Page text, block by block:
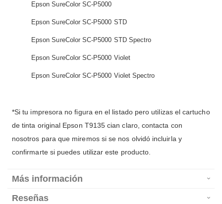
Epson SureColor SC-P5000
Epson SureColor SC-P5000 STD
Epson SureColor SC-P5000 STD Spectro
Epson SureColor SC-P5000 Violet
Epson SureColor SC-P5000 Violet Spectro
*Si tu impresora no figura en el listado pero utilizas el cartucho
de tinta original Epson T9135 cian claro, contacta con
nosotros para que miremos si se nos olvidó incluirla y
confirmarte si puedes utilizar este producto.
Más información
Reseñas